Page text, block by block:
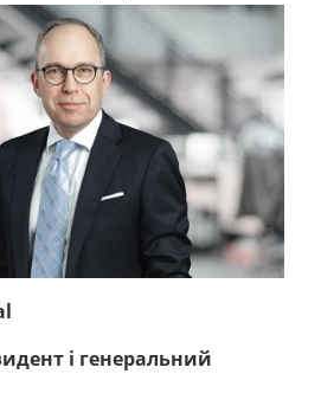
і генеральний